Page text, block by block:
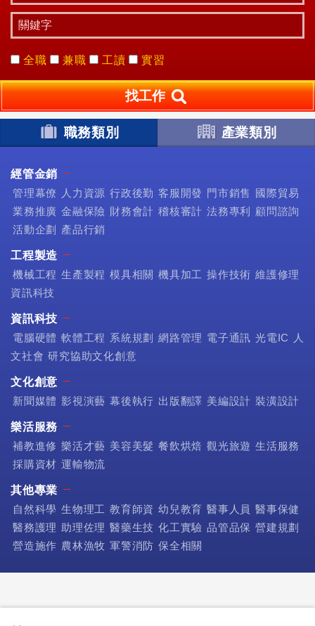
全職 兼職 工讀 實習
找工作
職務類別 產業類別
經管金銷
管理幕僚
人力資源 行政後勤 客服開發 門市銷售 國際貿易
業務推廣 金融保險 財務會計 稽核審計 法務專利
顧問諮詢
活動企劃
產品行銷
工程製造
機械工程 生產製程 模具相關 機具加工 操作技術 維護修理
資訊科技
資訊科技
電腦硬體 軟體工程 系統規劃 網路管理 電子通訊 光電IC
人
文社會 研究協助文化創意
文化創意
新聞媒體 影視演藝 幕後執行 出版翻譯 美編設計 裝潢設計
樂活服務
補教進修 樂活才藝 美容美髮 餐飲烘焙 觀光旅遊 生活服務
採購資材 運輸物流
其他專業
自然科學 生物理工 教育師資 幼兒教育 醫事人員 醫事保健
醫務護理 助理佐理 醫藥生技 化工實驗 品管品保 營建規劃
營造施作 農林漁牧 軍警消防 保全相關